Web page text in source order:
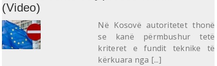
(Video)
Në Kosovë autoritetet thonë
se kanë përmbushur tetë
kriteret e fundit teknike të
kërkuara nga [...]